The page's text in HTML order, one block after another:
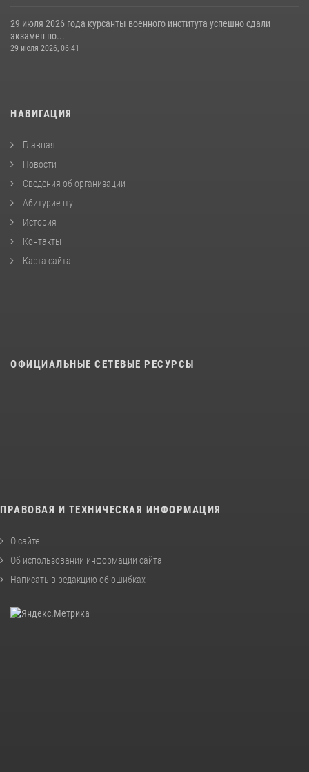
29 июля 2026 года курсанты военного института успешно сдали
экзамен по...
29 июля 2026, 06:41
НАВИГАЦИЯ
Главная
Новости
Сведения об организации
Абитуриенту
История
Контакты
Карта сайта
ОФИЦИАЛЬНЫЕ СЕТЕВЫЕ РЕСУРСЫ
ПРАВОВАЯ И ТЕХНИЧЕСКАЯ ИНФОРМАЦИЯ
О сайте
Об использовании информации сайта
Написать в редакцию об ошибках